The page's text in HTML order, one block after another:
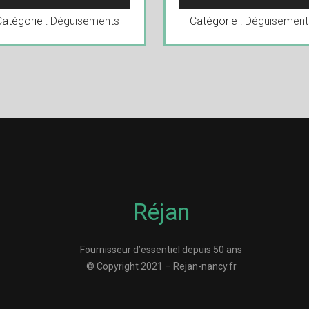
: Déguisements Catégorie :
Réjan
Fournisseur d’essentiel depuis 50 ans
© Copyright 2021 – Rejan-nancy.fr